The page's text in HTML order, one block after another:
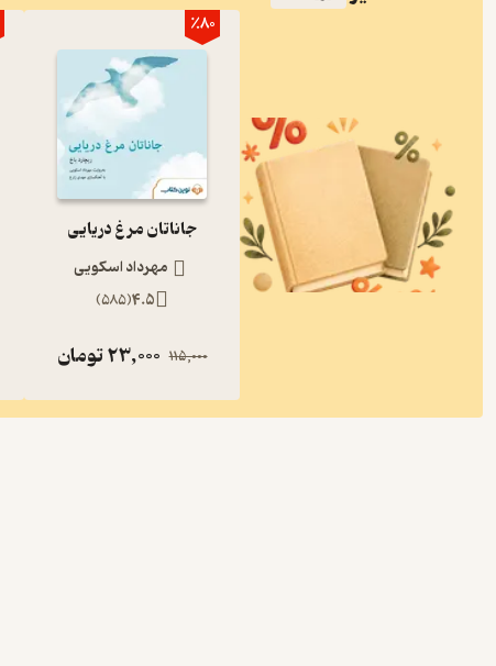
٪80
جاناتان مرغ دریایی
مهرداد اسکویی
4.5
(
585
)
115,000
23,000تومان